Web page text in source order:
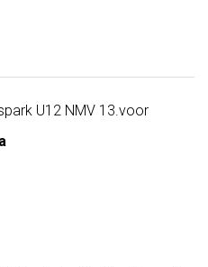
U12 NMV 13.voor